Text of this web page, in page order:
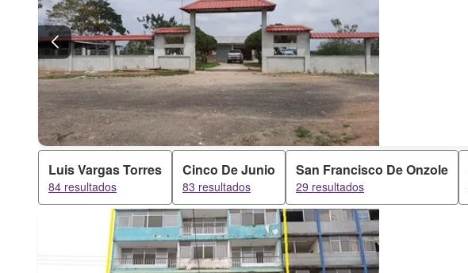
Luis Vargas Torres
84 resultados
Cinco De Junio
83 resultados
San Francisco De Onzole
29 resultados